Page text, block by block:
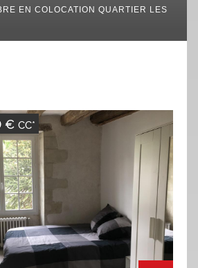
EN COLOCATION QUARTIER LES
€ CC*